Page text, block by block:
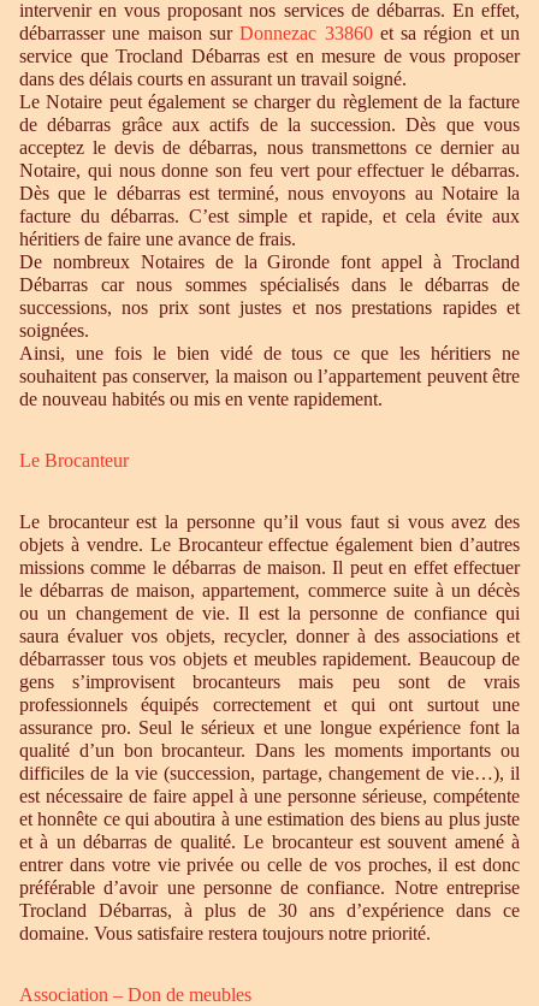
intervenir en vous proposant nos services de débarras. En effet,
débarrasser une maison surDonnezac 33860et sa région et un
service que Trocland Débarras est en mesure de vous proposer
dans des délais courts en assurant un travail soigné.
Le Notaire peut également se charger du règlement de la facture
de débarras grâce aux actifs de la succession. Dès que vous
acceptez le devis de débarras, nous transmettons ce dernier au
Notaire, qui nous donne son feu vert pour effectuer le débarras.
Dès que le débarras est terminé, nous envoyons au Notaire la
facture du débarras. C’est simple et rapide, et cela évite aux
héritiers de faire une avance de frais.
De nombreux Notaires de la Gironde font appel à Trocland
Débarras car nous sommes spécialisés dans le débarras de
successions, nos prix sont justes et nos prestations rapides et
soignées.
Ainsi, une fois le bien vidé de tous ce que les héritiers ne
souhaitent pas conserver, la maison ou l’appartement peuvent être
de nouveau habités ou mis en vente rapidement.
Le Brocanteur
Le brocanteur est la personne qu’il vous faut si vous avez des
objets à vendre. Le Brocanteur effectue également bien d’autres
missions comme le débarras de maison. Il peut en effet effectuer
le débarras de maison, appartement, commerce suite à un décès
ou un changement de vie. Il est la personne de confiance qui
saura évaluer vos objets, recycler, donner à des associations et
débarrasser tous vos objets et meubles rapidement. Beaucoup de
gens s’improvisent brocanteurs mais peu sont de vrais
professionnels équipés correctement et qui ont surtout une
assurance pro. Seul le sérieux et une longue expérience font la
qualité d’un bon brocanteur. Dans les moments importants ou
difficiles de la vie (succession, partage, changement de vie…), il
est nécessaire de faire appel à une personne sérieuse, compétente
et honnête ce qui aboutira à une estimation des biens au plus juste
et à un débarras de qualité. Le brocanteur est souvent amené à
entrer dans votre vie privée ou celle de vos proches, il est donc
préférable d’avoir une personne de confiance. Notre entreprise
Trocland Débarras, à plus de 30 ans d’expérience dans ce
domaine. Vous satisfaire restera toujours notre priorité.
Association – Don de meubles